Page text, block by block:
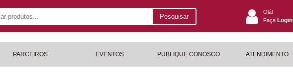
Pesquisar
Olá!
Faça Login
PARCEIROS EVENTOS PUBLIQUE CONOSCO ATENDIMENTO